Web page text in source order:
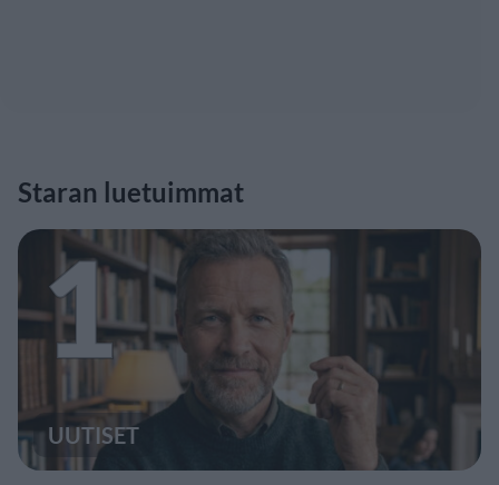
Staran luetuimmat
1
UUTISET